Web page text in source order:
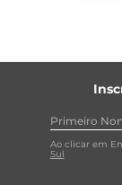
Ao clicar em
Sul